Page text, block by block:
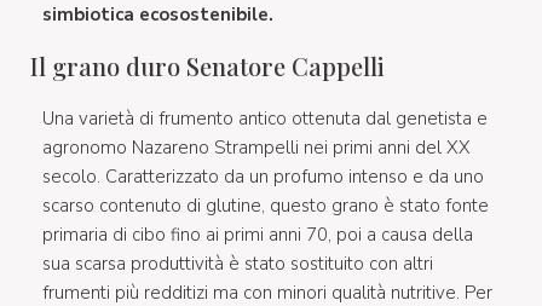
simbiotica ecosostenibile.
Il grano duro Senatore Cappelli
Una varietà di frumento antico ottenuta dal genetista e
agronomo Nazareno Strampelli nei primi anni del XX
secolo. Caratterizzato da un profumo intenso e da uno
scarso contenuto di glutine, questo grano è stato fonte
primaria di cibo fino ai primi anni 70, poi a causa della
sua scarsa produttività è stato sostituito con altri
frumenti più redditizi ma con minori qualità nutritive. Per